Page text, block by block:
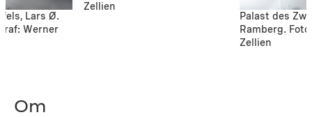
Lars Ø.
Werner
Zellien
Palast des
Ramberg.
Zellien
Om